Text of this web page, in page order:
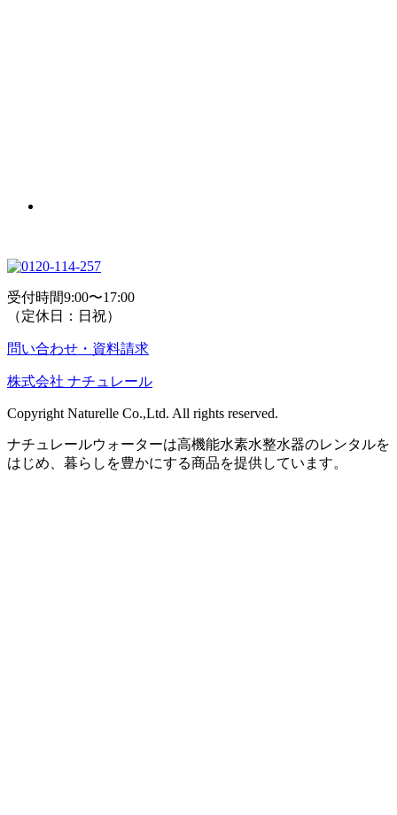
受付時間9:00〜17:00
（定休日：日祝）
問い合わせ・資料請求
株式会社 ナチュレール
Copyright Naturelle Co.,Ltd. All rights reserved.
ナチュレールウォーターは高機能水素水整水器のレンタルを
はじめ、暮らしを豊かにする商品を提供しています。